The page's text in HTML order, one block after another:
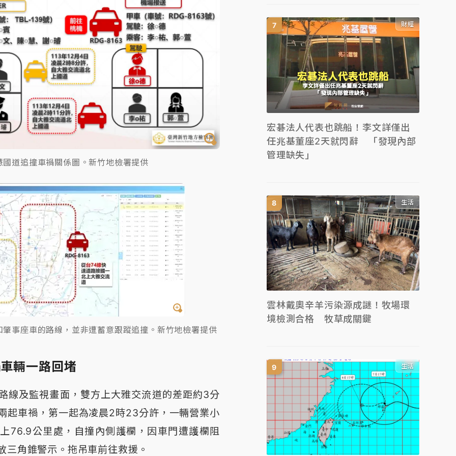
國道追撞車禍關係圖。新竹地檢署提供
事座車的路線，並非遭蓄意跟蹤追撞。新竹地檢署提供
輛一路回堵
線及監視畫面，雙方上大雅交流道的差距約3分
起車禍，第一起為凌晨2時23分許，一輛營業小
76.9公里處，自撞內側護欄，因車門遭護欄阻
三角錐警示。拖吊車前往救援。
財經
宏碁法人代表也跳船！李文詳僅出
任兆基董座2天就閃辭 「發現內部
管理缺失」
生活
雲林戴奧辛羊污染源成謎！牧場環
境檢測合格 牧草成關鍵
生活